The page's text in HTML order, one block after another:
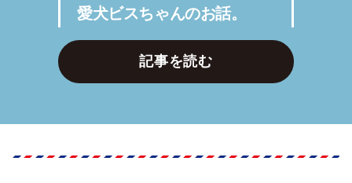
愛犬ビスちゃんのお話。
記事を読む